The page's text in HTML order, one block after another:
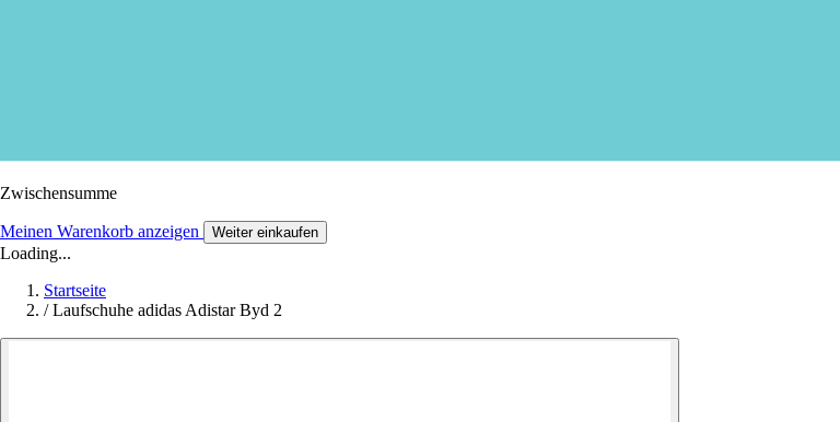
Zwischensumme
Meinen Warenkorb anzeigen Weiter einkaufen
Loading...
Startseite
/ Laufschuhe adidas Adistar Byd 2